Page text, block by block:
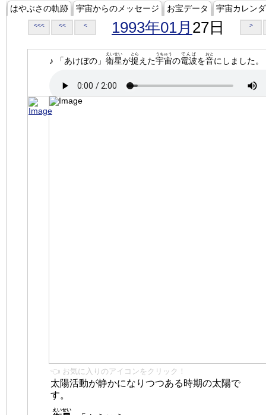
はやぶさの軌跡 宇宙からのメッセージ お宝データ 宇宙カレン
<<< << < 1993年01月 27日 >
♪ 「あけぼの」 衛星
えいせい
が捉
とら
えた宇宙
うちゅう
の電波
でんぱ
を音
おと
にしました。
👈 お気に入りのアイコンをクリック！
太陽活動が静かになりつつある時期の太陽で
す。
えいせい